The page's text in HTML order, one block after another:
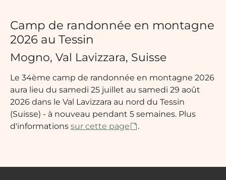
Camp de randonnée en montagne
2026 au Tessin
Mogno, Val Lavizzara, Suisse
Le 34ème camp de randonnée en montagne 2026
aura lieu du samedi 25 juillet au samedi 29 août
2026 dans le Val Lavizzara au nord du Tessin
(Suisse) - à nouveau pendant 5 semaines. Plus
d'informations sur cette page .